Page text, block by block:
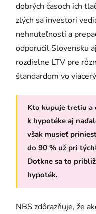
dobrých časoch ich
zlých sa investori
nehnuteľností a
odporučil Slovensku
rozdielne LTV pre
štandardom vo
Kto kupuje tretiu a
k hypotéke aj
však musieť
do 90 % už pri
Dotkne sa to
hypoték.
NBS zdôrazňuje, že